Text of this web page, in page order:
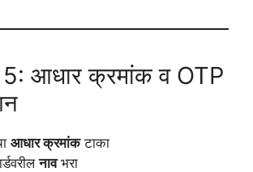
आधार क्रमांक व OTP
आधार क्रमांकटाका
नावभरा